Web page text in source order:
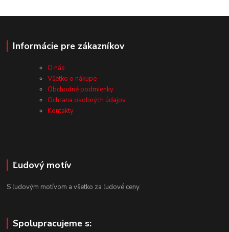
Informácie pre zákazníkov
O nás
Všetko o nákupe
Obchodné podmienky
Ochrana osobných údajov
Kontakty
Ľudový motív
S ľudovým motívom a všetko za ľudové ceny.
Spolupracujeme s: